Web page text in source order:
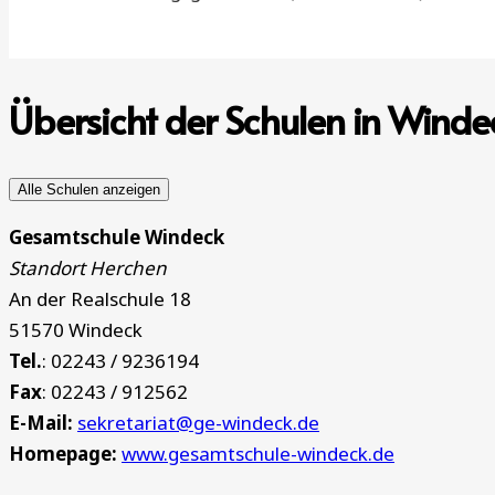
Übersicht der Schulen in
Alle Schulen anzeigen
Gesamtschule Windeck
Standort Herchen
An der Realschule 18
51570 Windeck
Tel.: 02243 / 9236194
Fax: 02243 / 912562
E-Mail: sekretariat@ge-windeck.de
Homepage: www.gesamtschule-windeck.de